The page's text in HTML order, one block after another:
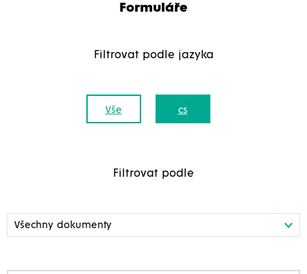
Formuláře
Filtrovat podle jazyka
Vše cs
Filtrovat podle